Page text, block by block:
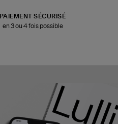
PAIEMENT SÉCURISÉ
en 3 ou 4 fois possible